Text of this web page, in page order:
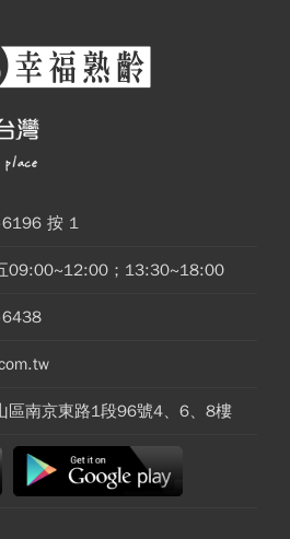
按 1
09:00~12:00；13:30~18:00
區南京東路1段96號4、6、8樓